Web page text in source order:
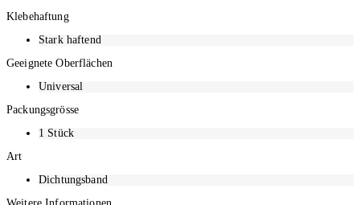
Klebehaftung
Stark haftend
Geeignete Oberflächen
Universal
Packungsgrösse
1 Stück
Art
Dichtungsband